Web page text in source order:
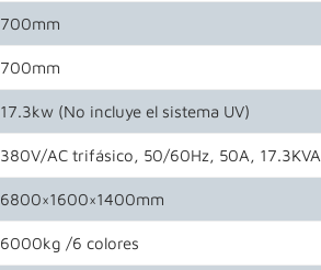
700mm
700mm
17.3kw (No incluye el sistema UV)
380V/AC trifásico, 50/60Hz, 50A, 17.3KVA
6800×1600×1400mm
6000kg /6 colores